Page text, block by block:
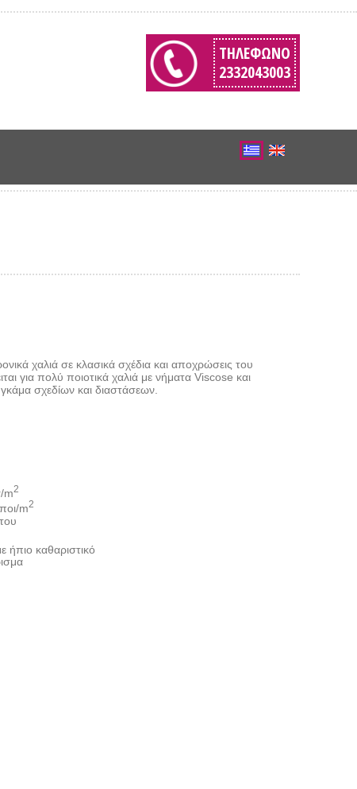
ΤΗΛΈΦΩΝΟ
2332043003
χαλιά σε κλασικά σχέδια και αποχρώσεις του
για πολύ ποιοτικά χαλιά με νήματα Viscose και
σχεδίων και διαστάσεων.
m2
m2
ήπιο καθαριστικό